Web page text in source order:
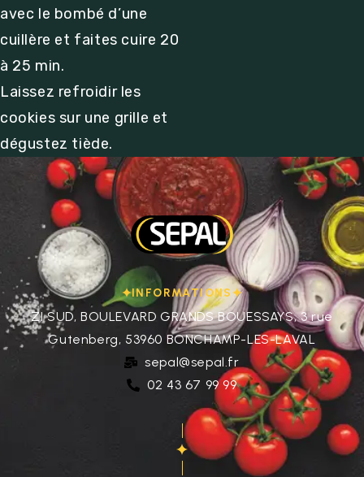
avec le bombé d’une
cuillère et faites cuire 20
à 25 min.
Laissez refroidir les
cookies sur une grille et
dégustez tiède.
INFORMATIONS
ZI SUD, BOULEVARD GRANDS BOUESSAYS, 3 rue
Gutenberg, 53960 BONCHAMP-LES-LAVAL
sepal@sepal.fr
02 43 67 99 99